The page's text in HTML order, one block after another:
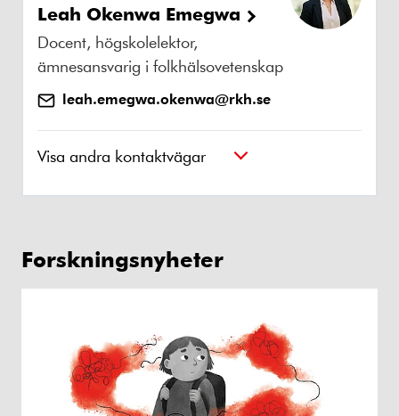
Leah Okenwa Emegwa
Docent, högskolelektor,
ämnesansvarig i folkhälsovetenskap
leah.emegwa.okenwa@rkh.se
Visa andra kontaktvägar
Forskningsnyheter